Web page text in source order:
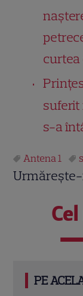
curtea
suferit
s-a
Antena 1
PE